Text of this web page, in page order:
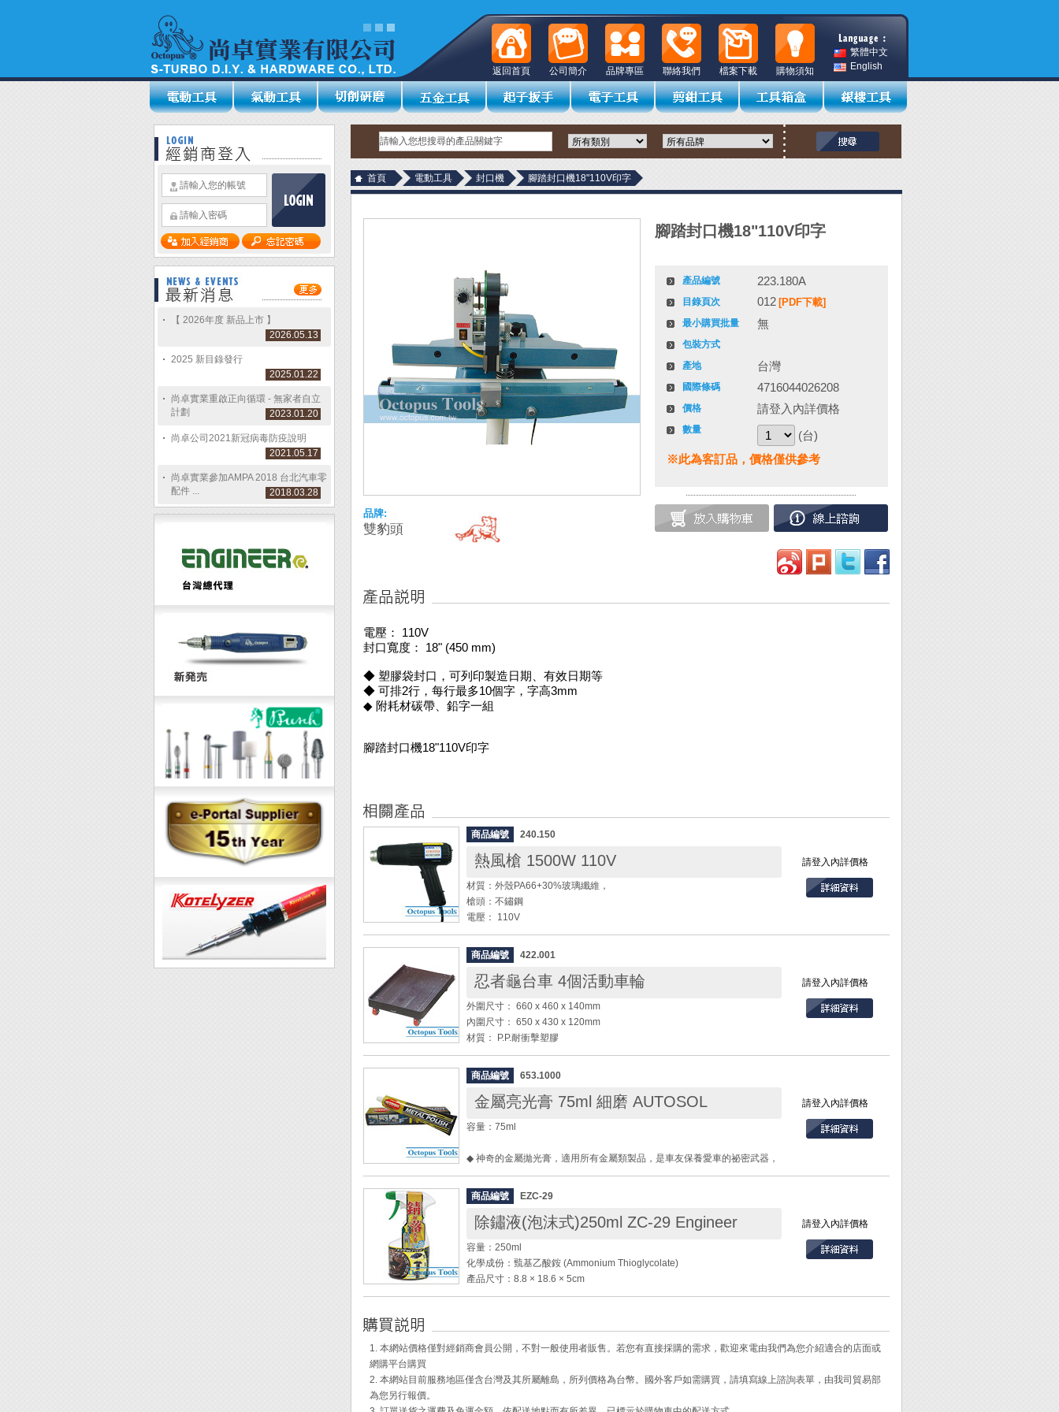
繁體中文
English
購物須知
檔案下載
聯絡我們
品牌專區
公司簡介
返回首頁
【 2026年度 新品上市 】
2026.05.13
2025 新目錄發行
2025.01.22
尚卓實業重啟正向循環 - 無家者自立
計劃
2023.01.20
尚卓公司2021新冠病毒防疫說明
2021.05.17
尚卓實業參加AMPA 2018 台北汽車零
配件 ...
2018.03.28
首頁 電動工具 封口機 腳踏封口機18"110V印字
品牌:
雙豹頭
腳踏封口機18"110V印字
產品編號 223.180A
目錄頁次 012 [PDF下載]
最小購買批量 無
包裝方式
產地
台灣
國際條碼 4716044026208
價格 請登入內詳價格
數量
(台)
※此為客訂品，價格僅供參考
電壓： 110V
封口寬度： 18" (450 mm)
◆ 塑膠袋封口，可列印製造日期、有效日期等
◆ 可排2行，每行最多10個字，字高3mm
◆ 附耗材碳帶、鉛字一組
腳踏封口機18"110V印字
商品編號 240.150
熱風槍 1500W 110V 請登入內詳價格
材質：外殼PA66+30%玻璃纖維，
槍頭：不鏽鋼
電壓： 110V
輸入功率： 1500W
輸出功率： 1250W
熱風溫度：第一段315℃
第二段600℃
◆ 用途：熱收縮膜包裝、鋁箔包裝袋、熱縮套管、剝離油漆等。
◆ 使用範圍：工業用輕鬆去除油漆、填縫劑、黏貼隔熱紙使用也適用於解凍
冷凍管、乾襙的石膏、鬆動生鏽的螺栓、以及彎曲金屬。
◆ 出風口與加工品距離務必超過7公分，使用中及使用後請勿碰撞或敲擊本
產品，防止內部零件脆裂。
商品編號 422.001
忍者龜台車 4個活動車輪 請登入內詳價格
外圍尺寸： 660 x 460 x 140mm
內圍尺寸： 650 x 430 x 120mm
材質： P.P.耐衝擊塑膠
載重： 200 ~ 300 kg
車輪： 3"PU輪 (4活動車輪)
重量： 6kg
◆ 商品用途： 一般性載物、生產線台車、包裝線台車、籃具載物、車上備
◆ 一次購買4台/箱, 附贈一支鉤子
商品編號 653.1000
金屬亮光膏 75ml 細磨 AUTOSOL 請登入內詳價格
容量：75ml
◆ 神奇的金屬拋光膏，適用所有金屬類製品，是車友保養愛車的祕密武器，
產品功效驚人，具有清潔、亮光、除鏽等三效合一的強大功能。
◆ 不僅可將您心愛的金屬物品拋光、打亮，而且用後會形成一層天然保護
膜，讓物品的使用壽命增長！
◆ 成分天然、無毒、無刺激性臭味，是一項「立即顯效」的革命性產品，亦
◆ 贏得三面國際金牌，且深獲世界各地業主，博物館及修復專家一至推薦
◆ 安全且可輕易的移除氧化、鏽蝕、髒汙。
◆ 使用後產生光澤表面且產生保護層使之常保光亮如新。
◆ 另有售750ml整罐裝(產品編號：653.1100)。
商品編號 EZC-29
除鏽液(泡沫式)250ml ZC-29 Engineer 請登入內詳價格
容量：250ml
化學成份：巰基乙酸銨 (Ammonium Thioglycolate)
產品尺寸：8.8 × 18.6 × 5cm
失!
◆ 特別適合應用於金屬模具整修除鏽，是各工廠及模具維護的好用工具。
1. 本網站價格僅對經銷商會員公開，不對一般使用者販售。若您有直接採購的需求，歡迎來電由我們為您介紹適合的店面或
網購平台購買
2. 本網站目前服務地區僅含台灣及其所屬離島，所列價格為台幣。國外客戶如需購買，請填寫線上諮詢表單，由我司貿易部
為您另行報價。